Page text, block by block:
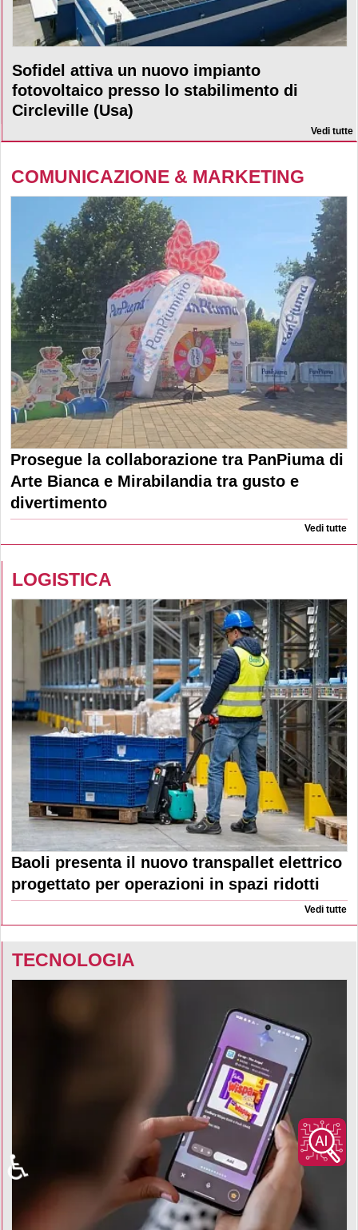
Sofidel attiva un nuovo impianto
fotovoltaico presso lo stabilimento di
Circleville (Usa)
Vedi tutte
COMUNICAZIONE & MARKETING
Prosegue la collaborazione tra PanPiuma di
Arte Bianca e Mirabilandia tra gusto e
divertimento
Vedi tutte
LOGISTICA
Baoli presenta il nuovo transpallet elettrico
progettato per operazioni in spazi ridotti
Vedi tutte
TECNOLOGIA